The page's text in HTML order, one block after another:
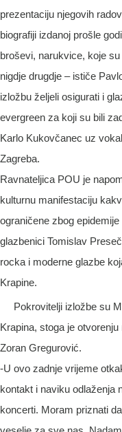
prezentaciju njegovih
biografiji izdanoj prošle
broševi, narukvice, koje
nigdje drugdje – ističe
izložbu željeli osigurati i
evergreen za koji su bili
Karlo Kukovčanec uz
Zagreba.
Ravnateljica POU je
kulturnu manifestaciju
ograničene zbog
glazbenici Tomislav
rocka i moderne glazbe
Krapine.
Pokrovitelji izložbe su
Krapina, stoga je
Zoran Gregurović.
-U ovo zadnje vrijeme
kontakt i naviku odlaženja
koncerti. Moram priznati